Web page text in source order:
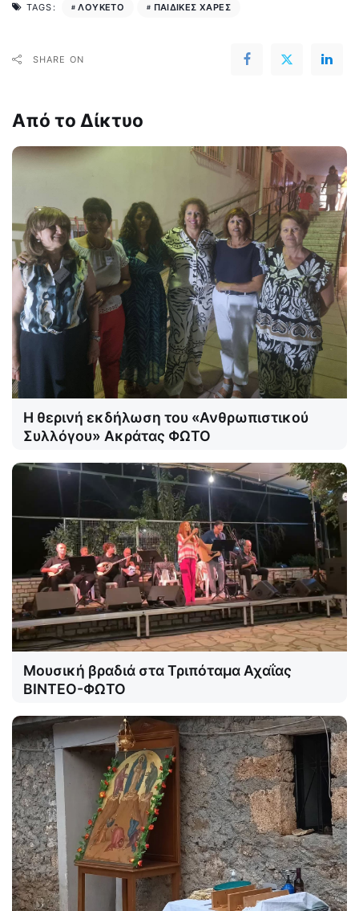
TAGS: ΛΟΥΚΕΤΟ ΠΑΙΔΙΚΕΣ ΧΑΡΕΣ
SHARE ON
Από το Δίκτυο
Η θερινή εκδήλωση του «Ανθρωπιστικού
Συλλόγου» Ακράτας ΦΩΤΟ
Μουσική βραδιά στα Τριπόταμα Αχαΐας
ΒΙΝΤΕΟ-ΦΩΤΟ